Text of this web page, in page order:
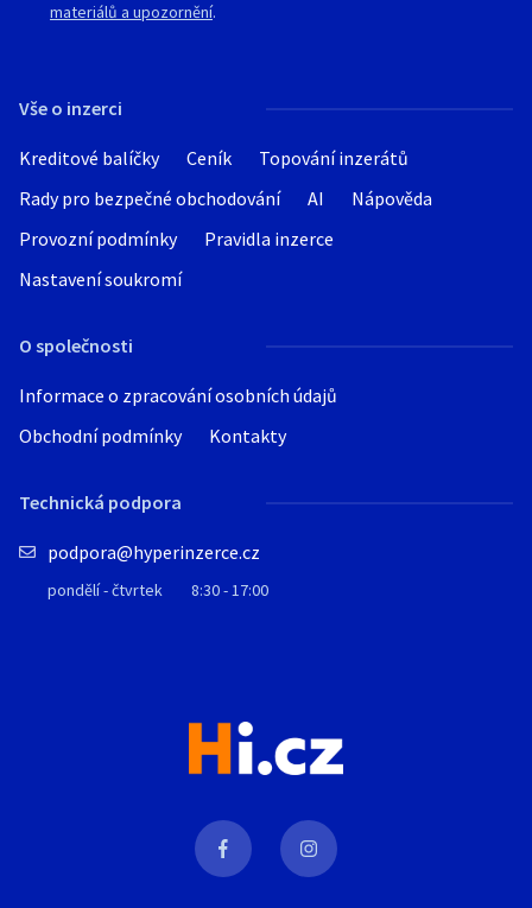
Vše o inzerci
Kreditové balíčky Ceník
Topování inzerátů
Rady pro bezpečné obchodování
AI
Nápověda
Provozní podmínky
Pravidla inzerce
Nastavení soukromí
O společnosti
Informace o zpracování osobních údajů
Obchodní podmínky
Kontakty
Technická podpora
podpora@hyperinzerce.cz
pondělí - čtvrtek 8:30 - 17:00
materiálů a upozornění.